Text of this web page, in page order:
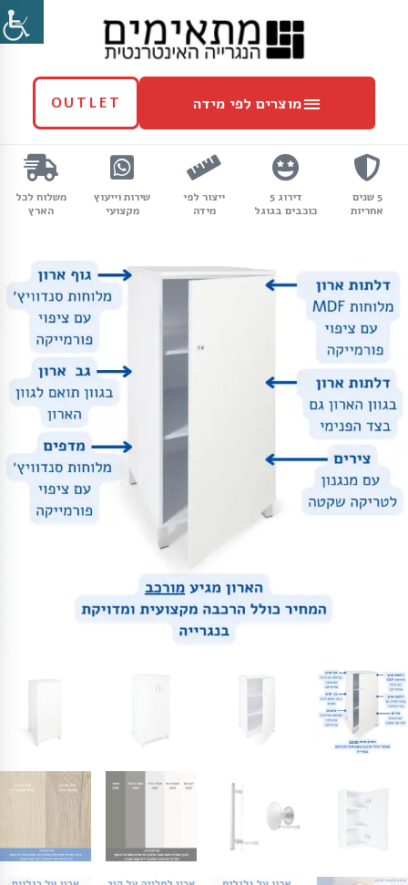
OUTLET
מוצרים
לפי
מידה
מוצרים לפי מידה
5 שנים
אחריות
דירוג 5
כוכבים בגוגל
ייצור לפי
מידה
שירות וייעוץ
מקצועי
משלוח לכל
הארץ